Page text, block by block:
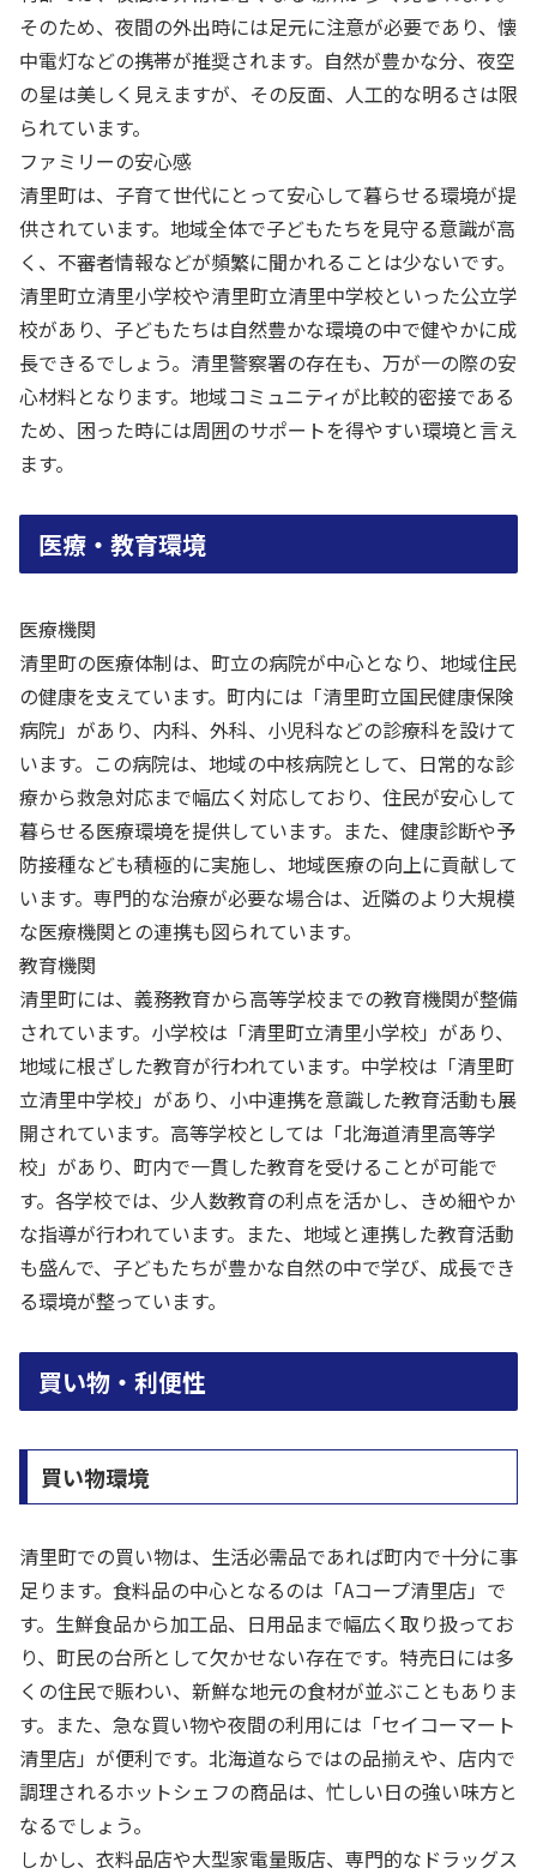
そのため、夜間の外出時には足元に注意が必要であり、懐
中電灯などの携帯が推奨されます。自然が豊かな分、夜空
の星は美しく見えますが、その反面、人工的な明るさは限
られています。
ファミリーの安心感
清里町は、子育て世代にとって安心して暮らせる環境が提
供されています。地域全体で子どもたちを見守る意識が高
く、不審者情報などが頻繁に聞かれることは少ないです。
清里町立清里小学校や清里町立清里中学校といった公立学
校があり、子どもたちは自然豊かな環境の中で健やかに成
長できるでしょう。清里警察署の存在も、万が一の際の安
心材料となります。地域コミュニティが比較的密接である
ため、困った時には周囲のサポートを得やすい環境と言え
ます。
医療・教育環境
医療機関
清里町の医療体制は、町立の病院が中心となり、地域住民
の健康を支えています。町内には「清里町立国民健康保険
病院」があり、内科、外科、小児科などの診療科を設けて
います。この病院は、地域の中核病院として、日常的な診
療から救急対応まで幅広く対応しており、住民が安心して
暮らせる医療環境を提供しています。また、健康診断や予
防接種なども積極的に実施し、地域医療の向上に貢献して
います。専門的な治療が必要な場合は、近隣のより大規模
な医療機関との連携も図られています。
教育機関
清里町には、義務教育から高等学校までの教育機関が整備
されています。小学校は「清里町立清里小学校」があり、
地域に根ざした教育が行われています。中学校は「清里町
立清里中学校」があり、小中連携を意識した教育活動も展
開されています。高等学校としては「北海道清里高等学
校」があり、町内で一貫した教育を受けることが可能で
す。各学校では、少人数教育の利点を活かし、きめ細やか
な指導が行われています。また、地域と連携した教育活動
も盛んで、子どもたちが豊かな自然の中で学び、成長でき
る環境が整っています。
買い物・利便性
買い物環境
清里町での買い物は、生活必需品であれば町内で十分に事
足ります。食料品の中心となるのは「Aコープ清里店」で
す。生鮮食品から加工品、日用品まで幅広く取り扱ってお
り、町民の台所として欠かせない存在です。特売日には多
くの住民で賑わい、新鮮な地元の食材が並ぶこともありま
す。また、急な買い物や夜間の利用には「セイコーマート
清里店」が便利です。北海道ならではの品揃えや、店内で
調理されるホットシェフの商品は、忙しい日の強い味方と
なるでしょう。
しかし、衣料品店や大型家電量販店、専門的なドラッグス